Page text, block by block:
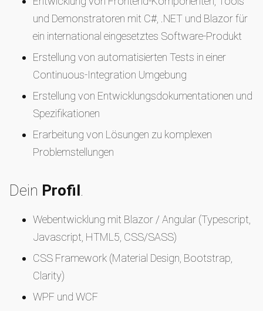
und Demonstratoren mit C#, .NET und Blazor für
ein international eingesetztes Software-Produkt
Erstellung von automatisierten Tests in einer
Continuous-Integration Umgebung
Erstellung von Entwicklungsdokumentationen und
Spezifikationen
Erarbeitung von Lösungen zu komplexen
Problemstellungen
Dein Profil.
Webentwicklung mit Blazor / Angular (Typescript,
Javascript, HTML5, CSS/SASS)
CSS Framework (Material Design, Bootstrap,
Clarity)
WPF und WCF